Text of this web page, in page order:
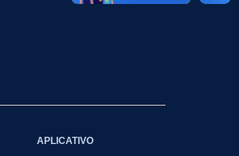
APLICATIVO